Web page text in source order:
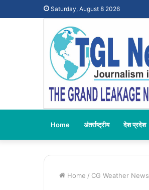
Saturday, August 8 2026
Home अंतर्राष्ट्रीय देश प्रदेश
Home / CG Weather News